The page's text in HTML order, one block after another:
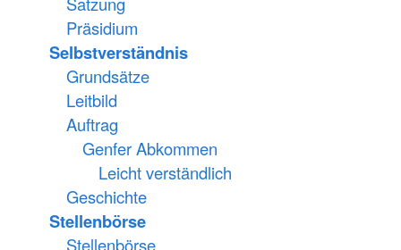
Präsidium
Selbstverständnis
Grundsätze
Leitbild
Auftrag
Genfer Abkommen
Leicht verständlich
Geschichte
Stellenbörse
Stellenbörse